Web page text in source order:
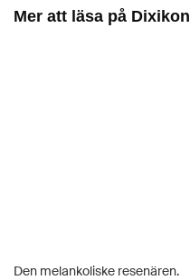
Mer att läsa på Dixikon
Den melankoliske resenären.